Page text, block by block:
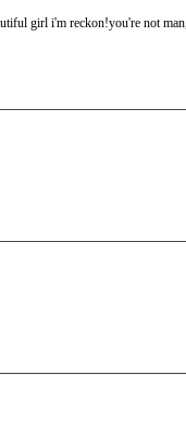
girl i'm reckon!you're not